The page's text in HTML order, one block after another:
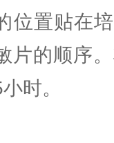
位置贴在
片的顺序
时。